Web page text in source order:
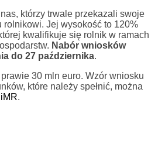
którzy trwale przekazali swoje
rolnikowi. Jej wysokość to 120%
kwalifikuje się rolnik w ramach
Nabór wniosków
do 27 października.
30 mln euro. Wzór wniosku
które należy spełnić, można
.